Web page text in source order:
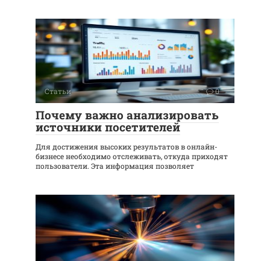
Статьи 0
Почему важно анализировать
источники посетителей
Для достижения высоких результатов в онлайн-
бизнесе необходимо отслеживать, откуда приходят
пользователи. Эта информация позволяет